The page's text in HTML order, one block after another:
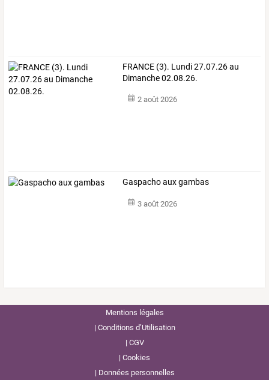
FRANCE (3). Lundi 27.07.26 au
Dimanche 02.08.26.
2 août 2026
Gaspacho aux gambas
3 août 2026
Mentions légales
Conditions d’Utilisation
CGV
Cookies
Données personnelles